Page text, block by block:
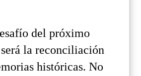
del próximo
la reconciliación
históricas. No